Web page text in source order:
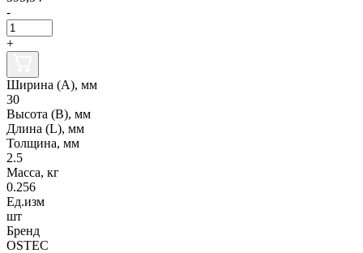
-
+
Ширина (А), мм
30
Высота (В), мм
Длина (L), мм
Толщина, мм
2.5
Масса, кг
0.256
Ед.изм
шт
Бренд
OSTEC